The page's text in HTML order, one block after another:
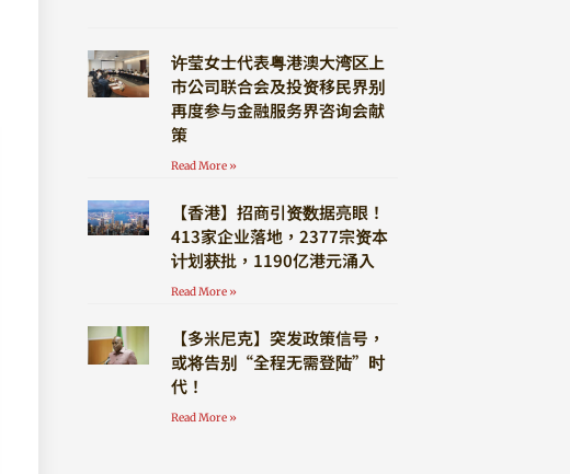
许莹女士代表粤港澳大湾区上
市公司联合会及投资移民界别
再度参与金融服务界咨询会献
策
Read More »
【香港】招商引资数据亮眼！
413家企业落地，2377宗资本
计划获批，1190亿港元涌入
Read More »
【多米尼克】突发政策信号，
或将告别“全程无需登陆”时
代！
Read More »